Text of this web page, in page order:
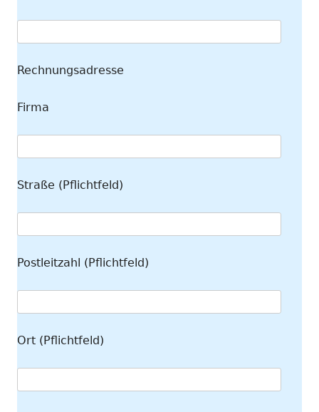
Rechnungsadresse
Firma
Straße (Pflichtfeld)
Postleitzahl (Pflichtfeld)
Ort (Pflichtfeld)